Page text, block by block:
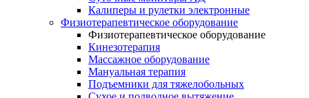
Калиперы и рулетки электронные
Физиотерапевтическое оборудование
Физиотерапевтическое оборудование
Кинезотерапия
Массажное оборудование
Мануальная терапия
Подъемники для тяжелобольных